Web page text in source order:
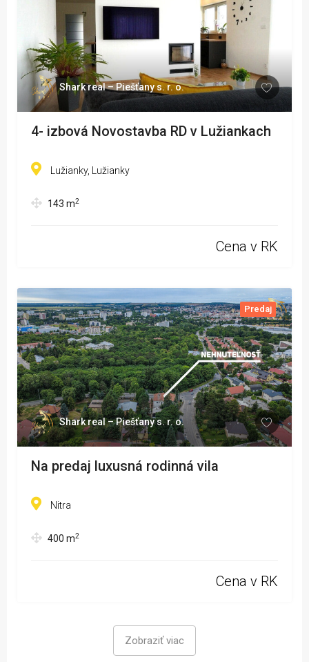
Shark real – Piešťany s. r. o.
4- izbová Novostavba RD v Lužiankach
Lužianky, Lužianky
143 m2
Cena v RK
Predaj
Shark real – Piešťany s. r. o.
Na predaj luxusná rodinná vila
Nitra
400 m2
Cena v RK
Zobraziť viac